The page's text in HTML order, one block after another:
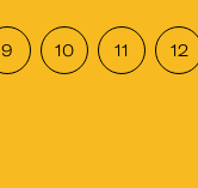
9 10 11 12